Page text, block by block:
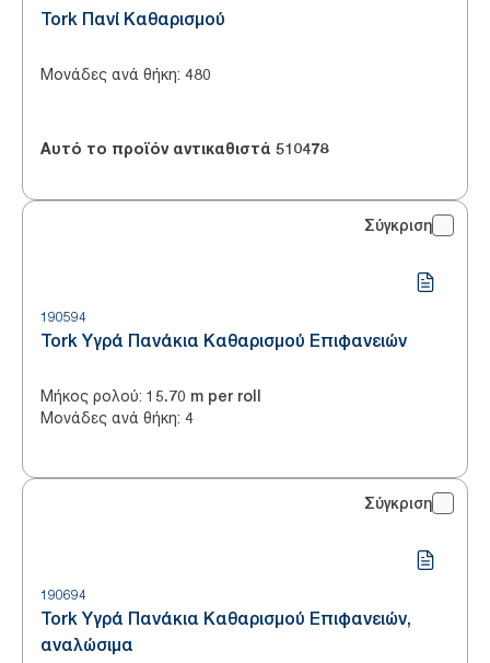
Tork Πανί Καθαρισμού
Μονάδες ανά θήκη: 480
Αυτό το προϊόν αντικαθιστά 510478
Σύγκριση
190594
Tork Υγρά Πανάκια Καθαρισμού Επιφανειών
Μήκος ρολού: 15.70 m per roll
Μονάδες ανά θήκη: 4
Σύγκριση
190694
Tork Υγρά Πανάκια Καθαρισμού Επιφανειών,
αναλώσιμα